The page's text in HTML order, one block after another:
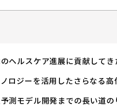
ヘルスケア進展に貢献して
ロジーを活用したさらなる
測モデル開発までの長い道の